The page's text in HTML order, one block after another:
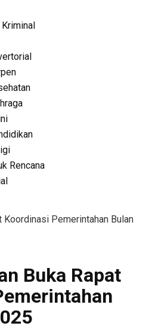
Kriminal
Rencana
Koordinasi Pemerintahan Bulan
Buka Rapat